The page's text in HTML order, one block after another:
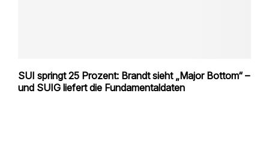
SUI springt 25 Prozent: Brandt sieht „Major Bottom“ –
und SUIG liefert die Fundamentaldaten